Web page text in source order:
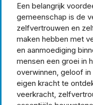
Een belangrijk
gemeenschap is de
zelfvertrouwen en
maken hebben met
en aanmoediging
mensen een groei in
overwinnen, geloof
eigen kracht te
veerkracht,